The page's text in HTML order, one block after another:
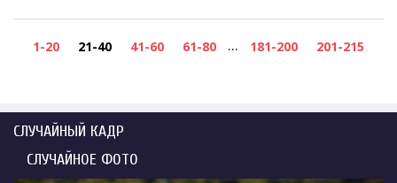
1-20 21-40 41-60 61-80 ... 181-200 201-215
СЛУЧАЙНЫЙ КАДР
СЛУЧАЙНОЕ ФОТО